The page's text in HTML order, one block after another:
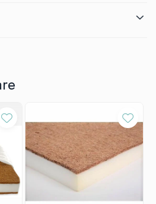
modern este ideala pentru a
camera copilului tau. Este prevazuta cu
atractive pentru cei mici.
certificate -